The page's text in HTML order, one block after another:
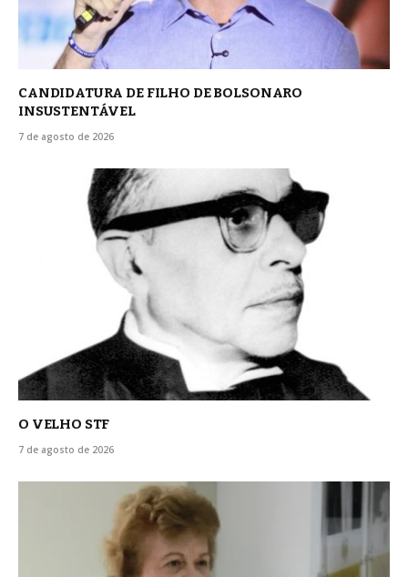
CANDIDATURA DE FILHO DE BOLSONARO
INSUSTENTÁVEL
7 de agosto de 2026
O VELHO STF
7 de agosto de 2026